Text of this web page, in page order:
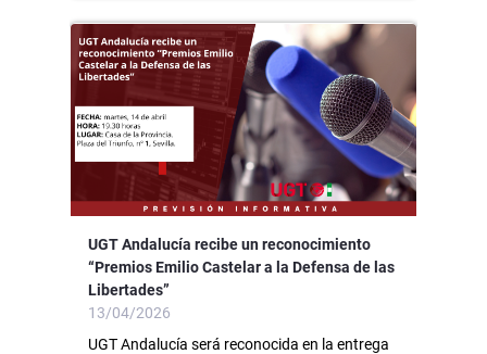
UGT Andalucía recibe un reconocimiento
“Premios Emilio Castelar a la Defensa de las
Libertades”
13/04/2026
UGT Andalucía será reconocida en la entrega